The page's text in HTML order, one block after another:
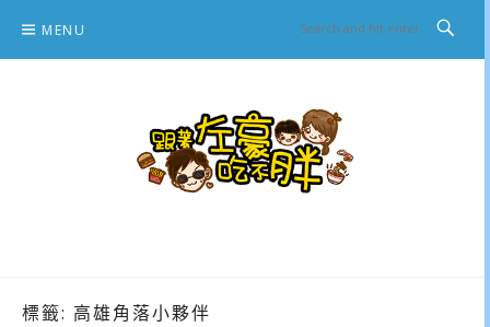
content
MENU
標籤: 高雄角落小夥伴